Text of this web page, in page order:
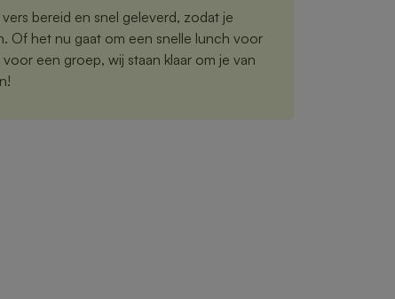
bereid en snel geleverd, zodat je
Of het nu gaat om een snelle lunch voor
een groep, wij staan klaar om je van